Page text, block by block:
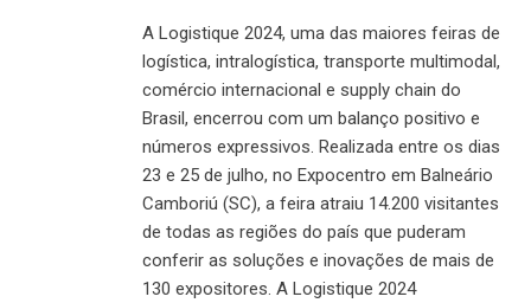
A Logistique 2024, uma das maiores feiras de
logística, intralogística, transporte multimodal,
comércio internacional e supply chain do
Brasil, encerrou com um balanço positivo e
números expressivos. Realizada entre os dias
23 e 25 de julho, no Expocentro em Balneário
Camboriú (SC), a feira atraiu 14.200 visitantes
de todas as regiões do país que puderam
conferir as soluções e inovações de mais de
130 expositores. A Logistique 2024